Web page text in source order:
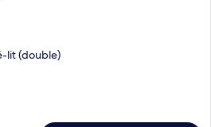
lit (double)